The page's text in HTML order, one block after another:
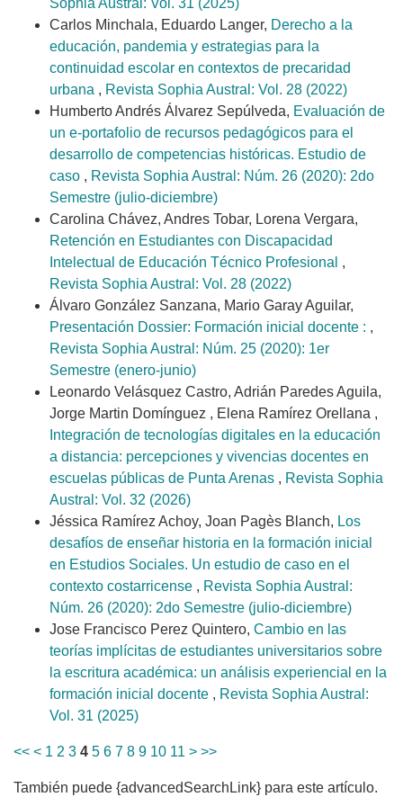
Sophia Austral: Vol. 31 (2025)
Carlos Minchala, Eduardo Langer, Derecho a la
educación, pandemia y estrategias para la
continuidad escolar en contextos de precaridad
urbana , Revista Sophia Austral: Vol. 28 (2022)
Humberto Andrés Álvarez Sepúlveda, Evaluación de
un e-portafolio de recursos pedagógicos para el
desarrollo de competencias históricas. Estudio de
caso , Revista Sophia Austral: Núm. 26 (2020): 2do
Semestre (julio-diciembre)
Carolina Chávez, Andres Tobar, Lorena Vergara,
Retención en Estudiantes con Discapacidad
Intelectual de Educación Técnico Profesional ,
Revista Sophia Austral: Vol. 28 (2022)
Álvaro González Sanzana, Mario Garay Aguilar,
Presentación Dossier: Formación inicial docente : ,
Revista Sophia Austral: Núm. 25 (2020): 1er
Semestre (enero-junio)
Leonardo Velásquez Castro, Adrián Paredes Aguila,
Jorge Martin Domínguez , Elena Ramírez Orellana ,
Integración de tecnologías digitales en la educación
a distancia: percepciones y vivencias docentes en
escuelas públicas de Punta Arenas , Revista Sophia
Austral: Vol. 32 (2026)
Jéssica Ramírez Achoy, Joan Pagès Blanch, Los
desafíos de enseñar historia en la formación inicial
en Estudios Sociales. Un estudio de caso en el
contexto costarricense , Revista Sophia Austral:
Núm. 26 (2020): 2do Semestre (julio-diciembre)
Jose Francisco Perez Quintero, Cambio en las
teorías implícitas de estudiantes universitarios sobre
la escritura académica: un análisis experiencial en la
formación inicial docente , Revista Sophia Austral:
Vol. 31 (2025)
<< < 1 2 3 4 5 6 7 8 9 10 11 > >>
También puede {advancedSearchLink} para este artículo.